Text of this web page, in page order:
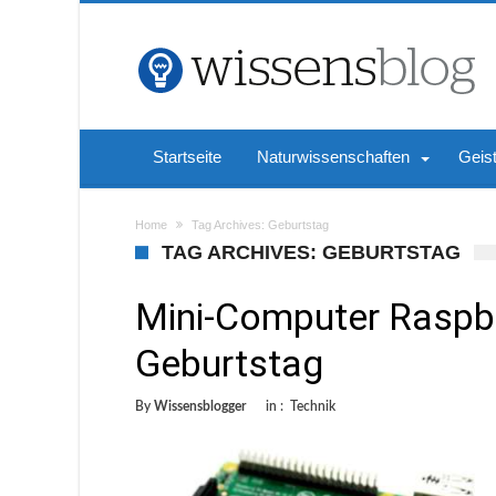
Startseite Naturwissenschaften
Home Tag Archives: Geburtstag
TAG ARCHIVES: GEBURTSTAG
Mini-Computer
Geburtstag
By Wissensblogger in : Technik